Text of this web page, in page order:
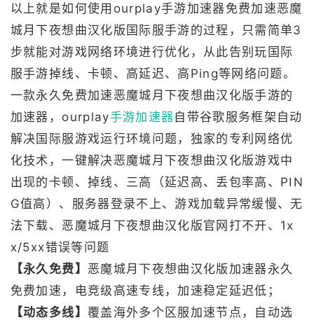
以上就是如何使用ourplay手游加速器免费加速恶魔
城月下夜想曲汉化版国际服手游的过程，只需简单3
步就能对游戏网络环境进行优化，从此告别玩国际
服手游掉线、卡顿、高延迟、高Ping等网络问题。
一款永久免费加速恶魔城月下夜想曲汉化版手游的
加速器，ourplay手游加速器自带谷歌服务框架自动
解决国际服游戏运行环境问题，独家的专利网络优
化技术，一键解决恶魔城月下夜想曲汉化版游戏中
出现的卡顿、掉线、三高（延迟高、丢包率高、PIN
G值高）、服务器登录不上、游戏加载异常缓慢、无
法下载、恶魔城月下夜想曲汉化版官网打不开、1x
x/5xx错误等问题
【永久免费】 恶魔城月下夜想曲汉化版加速器永久
免费加速，电竞级高速专线，加速稳定延迟低；
【动态多线】 覆盖海外多个区服加速节点，自动选